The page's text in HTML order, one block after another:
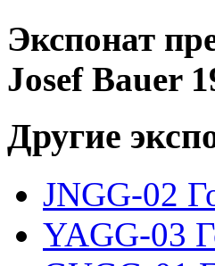
Экспонат
Josef Bauer
Другие
JNGG-02
YAGG-03